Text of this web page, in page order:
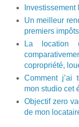
Un meilleur
premiers
La location
copropriété,
Comment j’ai
mon studio cet
Objectif zero
de mon